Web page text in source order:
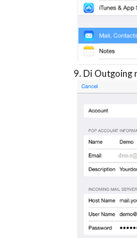
9. Di Outgoing